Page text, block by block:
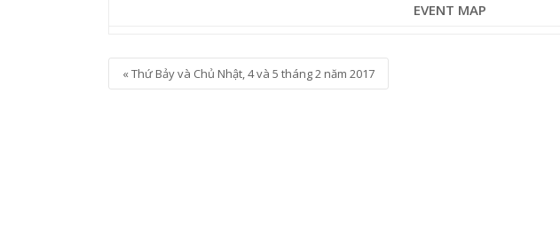
EVENT MAP
Event
Navigation
«Thứ Bảy và Chủ Nhật, 4 và 5 tháng 2 năm 2017